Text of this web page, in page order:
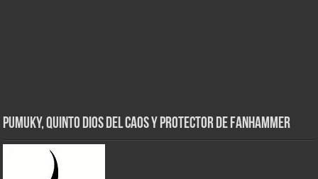
Pumuky, Quinto Dios del Caos y Protector de FanHammer